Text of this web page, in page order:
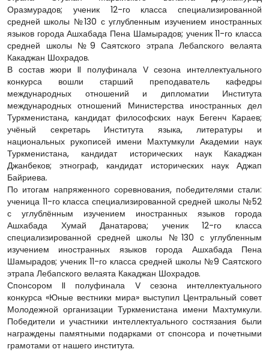
Оразмурадов; ученик 12-го класса специализированной
средней школы №130 с углубленным изучением иностранных
языков города Ашхабада Пена Шамырадов; ученик 11-го класса
средней школы №9 Саятского этрапа Лебапского велаята
Какаджан Шохрадов.
В состав жюри II полуфинала V сезона интеллектуального
конкурса вошли старший преподаватель кафедры
международных отношений и дипломатии Института
международных отношений Министерства иностранных дел
Туркменистана, кандидат философских наук Бегенч Караев;
учёный секретарь Института языка, литературы и
национальных рукописей имени Махтумкули Академии наук
Туркменистана, кандидат исторических наук Какаджан
Джанбеков; этнограф, кандидат исторических наук Аджап
Байриева.
По итогам напряженного соревнования, победителями стали:
ученица 11-го класса специализированной средней школы №52
с углублённым изучением иностранных языков города
Ашхабада Хумай Данатарова; ученик 12-го класса
специализированной средней школы №130 с углубленным
изучением иностранных языков города Ашхабада Пена
Шамырадов; ученик 11-го класса средней школы №9 Саятского
этрапа Лебапского велаята Какаджан Шохрадов.
Спонсором II полуфинала V сезона интеллектуального
конкурса «Юные вестники мира» выступил Центральный совет
Молодежной организации Туркменистана имени Махтумкули.
Победители и участники интеллектуального состязания были
награждены памятными подарками от спонсора и почетными
грамотами от нашего института.